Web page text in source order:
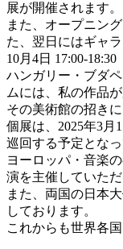
展が開催されます。
また、オープニン
た、翌日にはギャ
10月4日 17:00-18:30
ハンガリー・ブダ
ムには、私の作品
その美術館の招き
個展は、2025年3月
巡回する予定となっ
ヨーロッパ・音楽
演を主催していた
また、両国の日本
しております。
これからも世界各